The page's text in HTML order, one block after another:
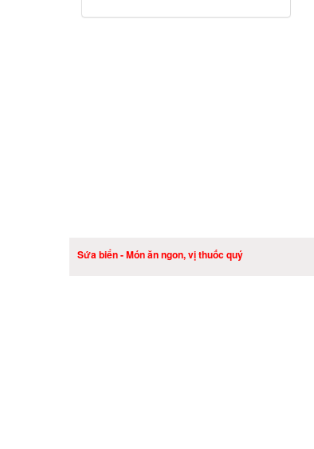
Sứa biển - Món ăn ngon, vị thuốc quý